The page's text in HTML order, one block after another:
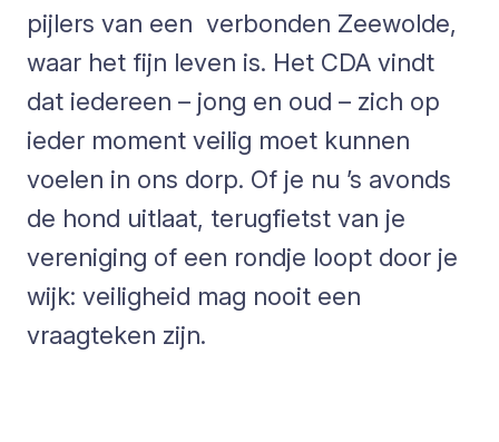
pijlers van een verbonden Zeewolde,
waar het fijn leven is. Het CDA vindt
dat iedereen – jong en oud – zich op
ieder moment veilig moet kunnen
voelen in ons dorp. Of je nu ’s avonds
de hond uitlaat, terugfietst van je
vereniging of een rondje loopt door je
wijk: veiligheid mag nooit een
vraagteken zijn.